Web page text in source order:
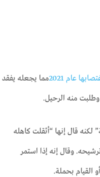
عام 2021
مما يجعله يفقد
منه الرحيل.
لكنه قال إنها “أثقلت كاهله
وقال إنه إذا استمر
القيام بحملة.